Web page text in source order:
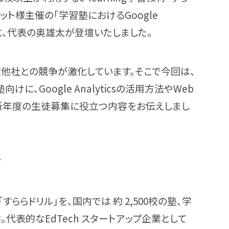
ト様主催の「学習塾におけるGoogle
表の奥雄太が登壇いたしました。
社との競争が激化しています。そこで今回は、
向けに、Google Analyticsの活用方法やWeb
度の生徒募集に役立つ内容をお伝えしまし
ららドリル」を、国内では 約 2,500校の塾、学
代表的なEdTech スタートアップ企業として